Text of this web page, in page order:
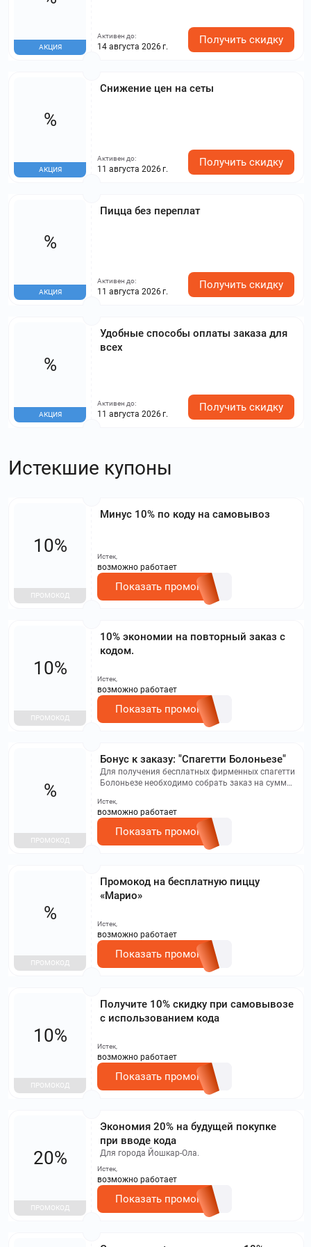
АКЦИЯ
Активен до:
14 августа 2026 г.
Получить скидку
Снижение цен на сеты
%
АКЦИЯ
Активен до:
11 августа 2026 г.
Получить скидку
Пицца без переплат
%
АКЦИЯ
Активен до:
11 августа 2026 г.
Получить скидку
Удобные способы оплаты заказа для
всех
%
АКЦИЯ
Активен до:
11 августа 2026 г.
Получить скидку
Истекшие купоны
Минус 10% по коду на самовывоз
10%
ПРОМОКОД
Истек,
возможно работает
Показать промокод
10% экономии на повторный заказ с
кодом.
10%
ПРОМОКОД
Истек,
возможно работает
Показать промокод
Бонус к заказу: "Спагетти Болоньезе"
Для получения бесплатных фирменных спагетти
Болоньезе необходимо собрать заказ на сумму
действует с 18 по 24 мая, а также с 27 по 31 мая
(включительно). Предложение не сочетается с
другими акциями, бонусами, комбо и сетами.
%
ПРОМОКОД
Истек,
возможно работает
Показать промокод
Промокод на бесплатную пиццу
«Марио»
%
ПРОМОКОД
Истек,
возможно работает
Показать промокод
Получите 10% скидку при самовывозе
с использованием кода
10%
ПРОМОКОД
Истек,
возможно работает
Показать промокод
Экономия 20% на будущей покупке
при вводе кода
Для города Йошкар-Ола.
20%
ПРОМОКОД
Истек,
возможно работает
Показать промокод